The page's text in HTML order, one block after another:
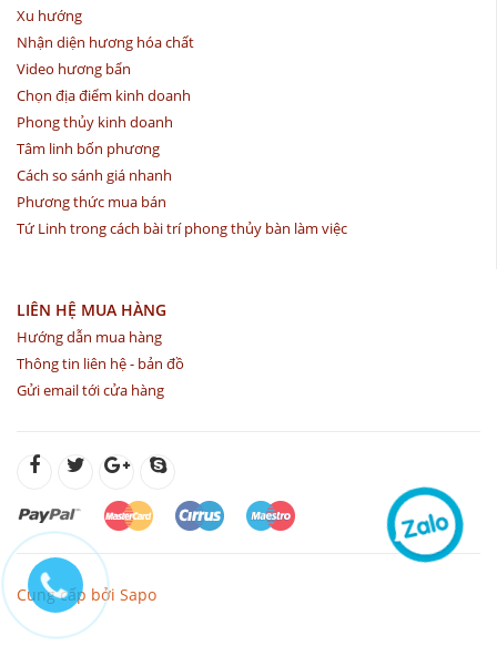
Xu hướng
Nhận diện hương hóa chất
Video hương bẩn
Chọn địa điểm kinh doanh
Phong thủy kinh doanh
Tâm linh bốn phương
Cách so sánh giá nhanh
Phương thức mua bán
Tứ Linh trong cách bài trí phong thủy bàn làm việc
LIÊN HỆ MUA HÀNG
Hướng dẫn mua hàng
Thông tin liên hệ - bản đồ
Gửi email tới cửa hàng
Cung cấp bởi Sapo